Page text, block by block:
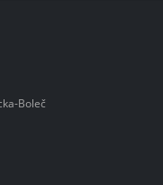
Boleč